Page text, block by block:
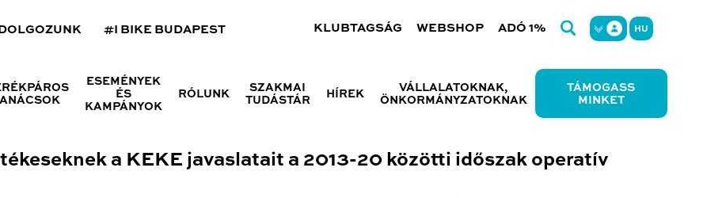
#I BIKE BUDAPEST KLUBTAGSÁG WEBSHOP ADÓ 1% HU
ESEMÉNYEK
ÉS
KAMPÁNYOK
RÓLUNK
SZAKMAI
TUDÁSTÁR
HÍREK
VÁLLALATOKNAK,
ÖNKORMÁNYZATOKNAK
TÁMOGASS
MINKET
a KEKE javaslatait a 2013-20 közötti időszak operatív